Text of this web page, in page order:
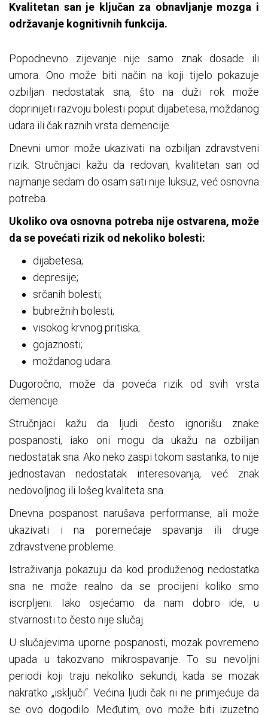
Kvalitetan san je ključan za obnavljanje mozga i
održavanje kognitivnih funkcija.
Popodnevno zijevanje nije samo znak dosade ili
umora. Ono može biti način na koji tijelo pokazuje
ozbiljan nedostatak sna, što na duži rok može
doprinijeti razvoju bolesti poput dijabetesa, moždanog
udara ili čak raznih vrsta demencije.
Dnevni umor može ukazivati na ozbiljan zdravstveni
rizik. Stručnjaci kažu da redovan, kvalitetan san od
najmanje sedam do osam sati nije luksuz, već osnovna
potreba.
Ukoliko ova osnovna potreba nije ostvarena, može
da se povećati rizik od nekoliko bolesti:
dijabetesa;
depresije;
srčanih bolesti;
bubrežnih bolesti;
visokog krvnog pritiska;
gojaznosti;
moždanog udara.
Dugoročno, može da poveća rizik od svih vrsta
demencije.
Stručnjaci kažu da ljudi često ignorišu znake
pospanosti, iako oni mogu da ukažu na ozbiljan
nedostatak sna. Ako neko zaspi tokom sastanka, to nije
jednostavan nedostatak interesovanja, već znak
nedovoljnog ili lošeg kvaliteta sna.
Dnevna pospanost narušava performanse, ali može
ukazivati i na poremećaje spavanja ili druge
zdravstvene probleme.
Istraživanja pokazuju da kod produženog nedostatka
sna ne može realno da se procijeni koliko smo
iscrpljeni. Iako osjećamo da nam dobro ide, u
stvarnosti to često nije slučaj.
U slučajevima uporne pospanosti, mozak povremeno
upada u takozvano mikrospavanje. To su nevoljni
periodi koji traju nekoliko sekundi, kada se mozak
nakratko „isključi“. Većina ljudi čak ni ne primjećuje da
se ovo dogodilo. Međutim, ovo može biti izuzetno